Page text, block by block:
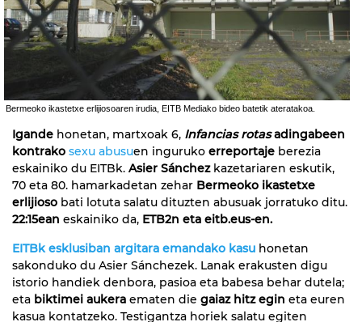
Bermeoko ikastetxe erlijiosoaren irudia, EITB Mediako bideo batetik ateratakoa.
Igande honetan, martxoak 6, Infancias rotas adingabeen
kontrako sexu abusuen inguruko erreportaje berezia
eskainiko du EITBk. Asier Sánchez kazetariaren eskutik,
70 eta 80. hamarkadetan zehar Bermeoko ikastetxe
erlijioso bati lotuta salatu dituzten abusuak jorratuko ditu.
22:15ean eskainiko da, ETB2n eta eitb.eus-en.
EITBk esklusiban argitara emandako kasu honetan
sakonduko du Asier Sánchezek. Lanak erakusten digu
istorio handiek denbora, pasioa eta babesa behar dutela;
eta biktimei aukera ematen die gaiaz hitz egin eta euren
kasua kontatzeko. Testigantza horiek salatu egiten